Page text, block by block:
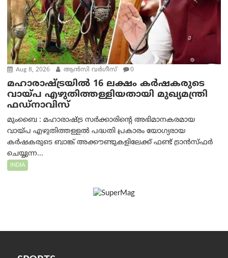
Aug 8, 2026 ആന്‍സി വര്‍ഗീസ് 0
മഹാരാഷ്ട്രയിൽ 16 ലക്ഷം കർഷകരുടെ
വായ്പ എഴുതിത്തള്ളിയതായി മുഖ്യമന്ത്രി
ഫഡ്‌നാവിസ്
മുംബൈ : മഹാരാഷ്ട്ര സർക്കാരിന്റെ അഭിമാനകരമായ
വായ്പ എഴുതിത്തള്ളൽ പദ്ധതി പ്രകാരം യോഗ്യരായ
കർഷകരുടെ ബാങ്ക് അക്കൗണ്ടുകളിലേക്ക് ഫണ്ട് ട്രാൻസ്ഫർ
ചെയ്യുന്ന...
INDIA